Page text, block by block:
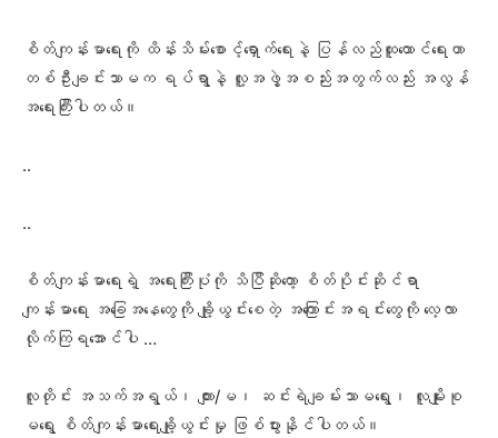
စိတ်ကျန်းမာရေးကို ထိန်းသိမ်းစောင့်ရှောက်ရေးနဲ့ ပြန်လည်ထူထောင်ရေးဟာ
တစ်ဦးချင်းသာမက ရပ်ရွာနဲ့ လူ့အဖွဲ့အစည်းအတွက်လည်း အလွန်
အရေးကြီးပါတယ်။
..
..
စိတ်ကျန်းမာရေးရဲ့ အရေးကြီးပုံကို သိပြီဆိုတော့ စိတ်ပိုင်းဆိုင်ရာ
ကျန်းမာရေး အခြေအနေတွေကို ချို့ယွင်းစေတဲ့ အကြောင်းအရင်းတွေကို လေ့လာ
လိုက်ကြရအောင်ပါ …
လူတိုင်း အသက်အရွယ်၊ ကျား/မ၊ ဆင်းရဲချမ်းသာမရွေး၊ လူမျိုးစု
မရွေး စိတ်ကျန်းမာရေးချို့ယွင်းမှု ဖြစ်ပွားနိုင်ပါတယ်။